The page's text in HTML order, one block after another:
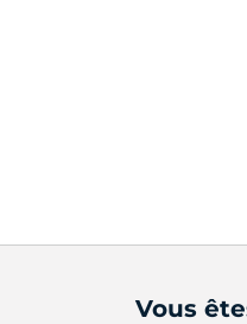
Vous